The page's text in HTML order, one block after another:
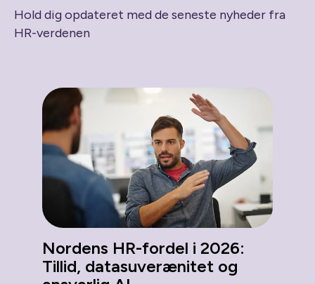
Hold dig opdateret med de seneste nyheder fra
HR-verdenen
Nordens HR-fordel i 2026:
Tillid, datasuverænitet og